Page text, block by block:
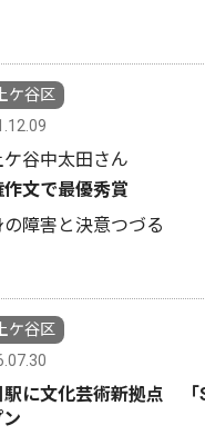
ケ谷区
ケ谷中太田さん
作文で最優秀賞
の障害と決意つづる
ケ谷区
駅に文化芸術新拠点 「